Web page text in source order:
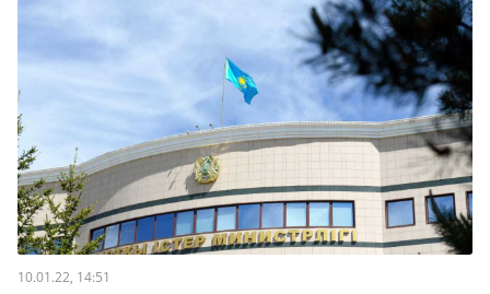
10.01.22, 14:51